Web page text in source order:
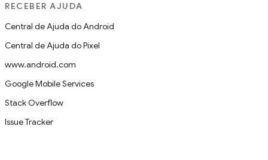
RECEBER AJUDA
Central de Ajuda do Android
Central de Ajuda do Pixel
www.android.com
Google Mobile Services
Stack Overflow
Issue Tracker